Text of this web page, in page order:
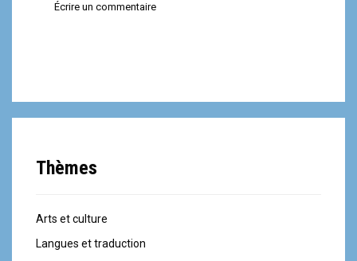
Écrire un commentaire
Thèmes
Arts et culture
Langues et traduction